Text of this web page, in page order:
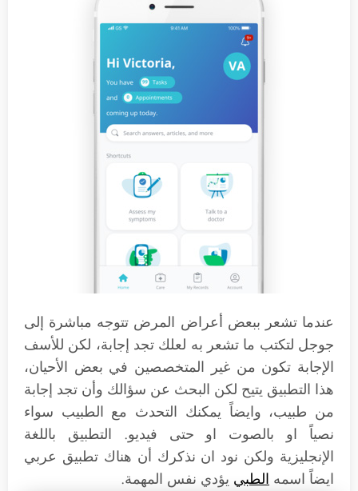
عندما تشعر ببعض أعراض المرض تتوجه مباشرة إلى
جوجل لتكتب ما تشعر به لعلك تجد إجابة، لكن للأسف
الإجابة تكون من غير المتخصصين في بعض الأحيان،
هذا التطبيق يتيح لكن البحث عن سؤالك وأن تجد إجابة
من طبيب، وايضاً يمكنك التحدث مع الطبيب سواء
نصياً او بالصوت او حتى فيديو. التطبيق باللغة
الإنجليزية ولكن نود ان نذكرك أن هناك تطبيق عربي
ايضاً اسمه الطبي يؤدي نفس المهمة.